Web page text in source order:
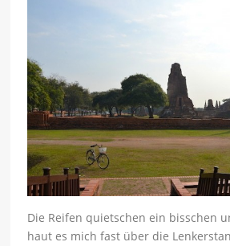
Die Reifen quietschen ein bisschen
haut es mich fast über die